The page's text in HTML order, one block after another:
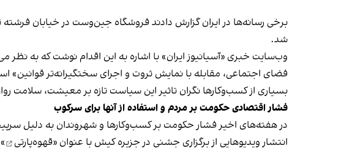
شد.
وب‌سایت خبری «آسیانیوز ایران» با اشاره به این اقدام نوشت که به
فضای اجتماعی، مقابله با نمایش ثروت و اجرای سختگیرانه‌تر قوانین»
بسیاری از کسب‌وکارها نگران تاثیر این سیاست‌ تازه بر معیشت، سلامت
فشار اقتصادی حکومت بر مردم و استفاده از آنها برای سرکوب
در هفته‌های اخیر فشار حکومت بر کسب‌وکارها و شهروندان به دلیل
انتشار ویدیوهایی از برگزاری جشنی در جزیره کیش با عنوان «قهوه‌پارتی